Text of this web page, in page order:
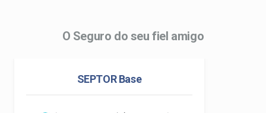
O Seguro do seu fiel amigo
SEPTOR Base